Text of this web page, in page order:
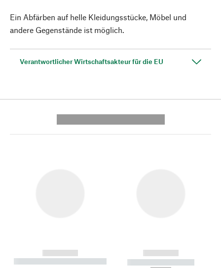
Ein Abfärben auf helle Kleidungsstücke, Möbel und
andere Gegenstände ist möglich.
Verantwortlicher Wirtschaftsakteur für die EU
------------
----------- ----------- --------
------------
----------- -----------